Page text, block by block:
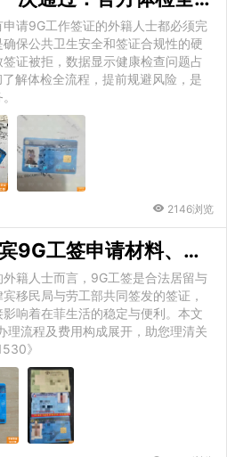
请9G工作签证的外籍人士都必须完
保公共卫生安全和签证合规性的硬
证被拒，数据显示健康检查问题占
解体检全流程，提前规避风险，是
2146浏览
菲律宾工签：菲律宾9G工签申请材料、流程及费用全解析
籍人士而言，9G工签是合法居留与
移民局与劳工部共同签发的签证，
响着在菲生活的稳定与便利。本文
理流程及费用构成展开，助您理清关
》